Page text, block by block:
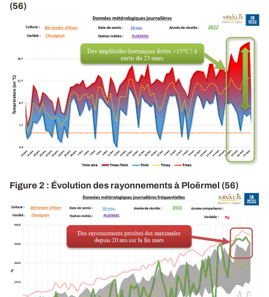
(56)
Figure 2 : Évolution des rayonnements à Ploërmel (56)